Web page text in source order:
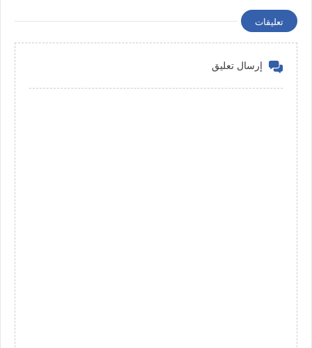
تعليقات
إرسال تعليق